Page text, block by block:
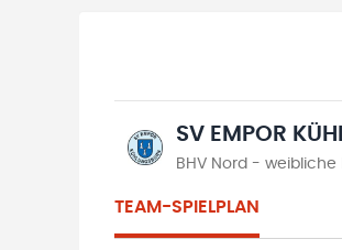
SV EMPOR
BHV Nord -
TEAM-SPIELPLAN